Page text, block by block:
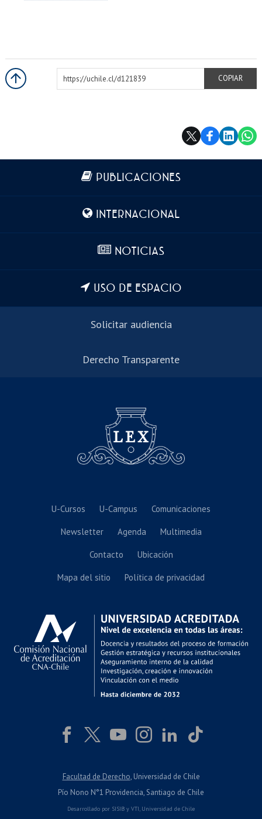
https://uchile.cl/d121839
COPIAR
Más información
PUBLICACIONES
INTERNACIONAL
NOTICIAS
USO DE ESPACIO
Solicitar audiencia
Derecho Transparente
U-Cursos U-Campus Comunicaciones
Newsletter Agenda Multimedia
Contacto Ubicación
Mapa del sitio Política de privacidad
Facultad de Derecho, Universidad de Chile
Pío Nono N°1 Providencia, Santiago de Chile
Desarrollado por SISIB y VTI, Universidad de Chile